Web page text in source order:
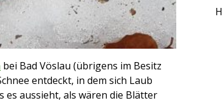
bei Bad Vöslau (übrigens im Besitz
entdeckt, in dem sich Laub
es aussieht, als wären die Blätter